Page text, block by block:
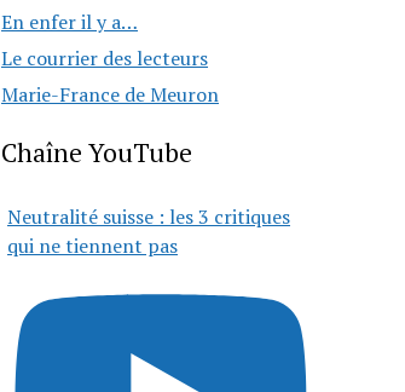
En enfer il y a…
Le courrier des lecteurs
Marie-France de Meuron
Chaîne YouTube
Neutralité suisse : les 3 critiques
qui ne tiennent pas